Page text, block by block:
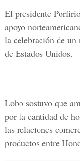
El presidente
apoyo
la celebración de un
de Estados Unidos.
Lobo sostuvo que
por la cantidad de
las relaciones
productos entre